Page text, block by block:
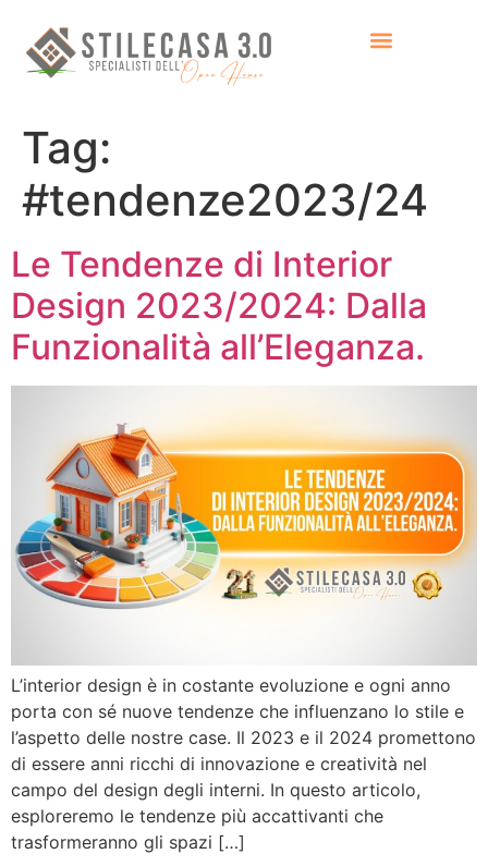
Tag:
#tendenze2023/24
Le Tendenze di Interior
Design 2023/2024: Dalla
Funzionalità all’Eleganza.
L’interior design è in costante evoluzione e ogni anno
porta con sé nuove tendenze che influenzano lo stile e
l’aspetto delle nostre case. Il 2023 e il 2024 promettono
di essere anni ricchi di innovazione e creatività nel
campo del design degli interni. In questo articolo,
esploreremo le tendenze più accattivanti che
trasformeranno gli spazi […]